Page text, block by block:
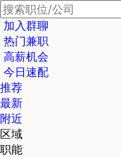
加入群聊
热门兼职
高薪机会
今日速配
推荐
最新
附近
区域
职能